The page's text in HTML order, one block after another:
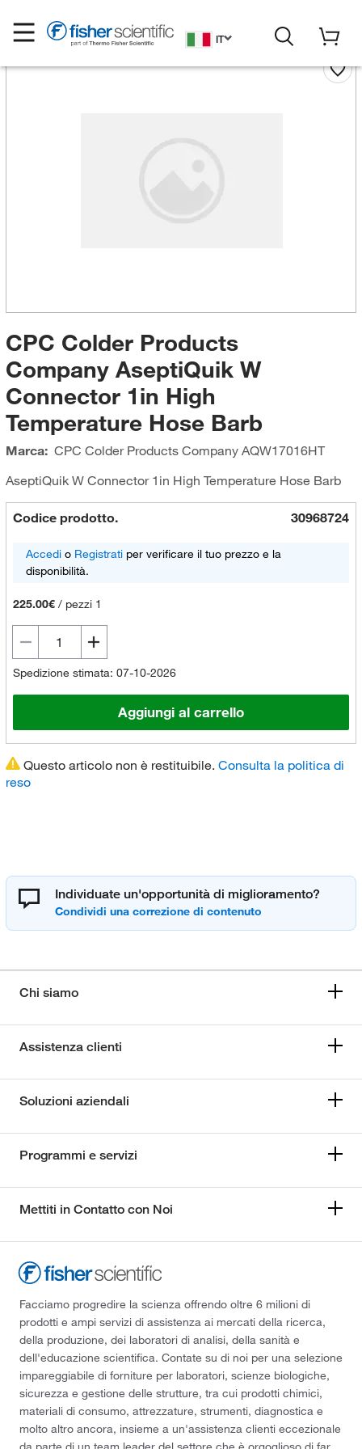
IT
CPC Colder Products
Company AseptiQuik W
Connector 1in High
Temperature Hose Barb
Marca: CPC Colder Products CompanyAQW17016HT
AseptiQuik W Connector 1in High Temperature Hose Barb
Codice prodotto. 30968724
Accedio Registratiper verificare il tuo prezzo e la
disponibilità.
225.00€/ pezzi 1
Spedizione stimata: 07-10-2026
Aggiungi al carrello
Questo articolo non è restituibile. Consulta la politica di
reso
Individuate un'opportunità di miglioramento?
Chi siamo
Assistenza clienti
Soluzioni aziendali
Programmi e servizi
Mettiti in Contatto con Noi
Facciamo progredire la scienza offrendo oltre 6 milioni di
prodotti e ampi servizi di assistenza ai mercati della ricerca,
della produzione, dei laboratori di analisi, della sanità e
dell'educazione scientifica. Contate su di noi per una selezione
impareggiabile di forniture per laboratori, scienze biologiche,
sicurezza e gestione delle strutture, tra cui prodotti chimici,
materiali di consumo, attrezzature, strumenti, diagnostica e
molto altro ancora, insieme a un'assistenza clienti eccezionale